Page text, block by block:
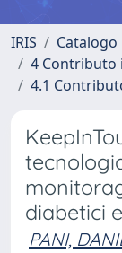
IRIS
Catalogo
4 Contributo
4.1
diabetici
PANI,